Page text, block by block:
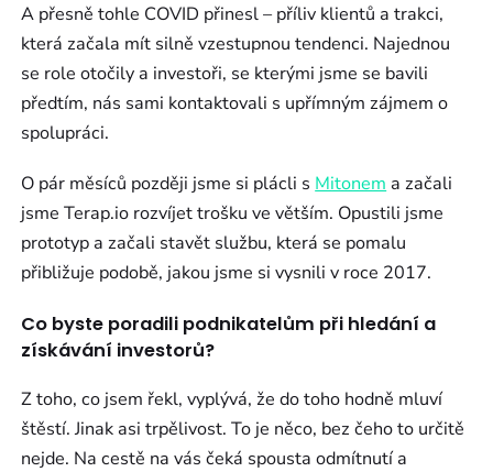
A přesně tohle COVID přinesl – příliv klientů a trakci,
která začala mít silně vzestupnou tendenci. Najednou
se role otočily a investoři, se kterými jsme se bavili
předtím, nás sami kontaktovali s upřímným zájmem o
spolupráci.
O pár měsíců později jsme si plácli s Mitonem a začali
jsme Terap.io rozvíjet trošku ve větším. Opustili jsme
prototyp a začali stavět službu, která se pomalu
přibližuje podobě, jakou jsme si vysnili v roce 2017.
Co byste poradili podnikatelům při hledání a
získávání investorů?
Z toho, co jsem řekl, vyplývá, že do toho hodně mluví
štěstí. Jinak asi trpělivost. To je něco, bez čeho to určitě
nejde. Na cestě na vás čeká spousta odmítnutí a